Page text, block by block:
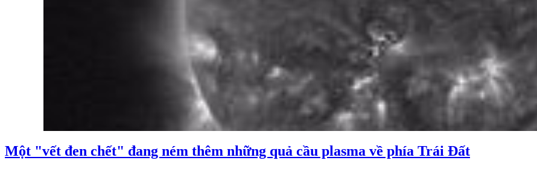
Một "vết đen chết" đang ném thêm những quả cầu plasma về phía Trái Đất